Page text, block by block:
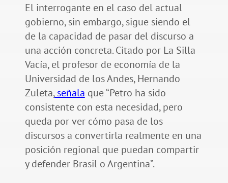
El interrogante en el caso del actual
gobierno, sin embargo, sigue siendo el
de la capacidad de pasar del discurso a
una acción concreta. Citado por La Silla
Vacía, el profesor de economía de la
Universidad de los Andes, Hernando
Zuleta,señala que “Petro ha sido
consistente con esta necesidad, pero
queda por ver cómo pasa de los
discursos a convertirla realmente en una
posición regional que puedan compartir
y defender Brasil o Argentina”.